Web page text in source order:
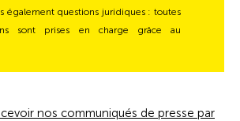
également questions juridiques : toutes
sont prises en charge grâce au
nos communiqués de presse par